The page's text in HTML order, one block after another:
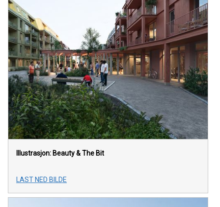
Illustrasjon: Beauty & The Bit
LAST NED BILDE